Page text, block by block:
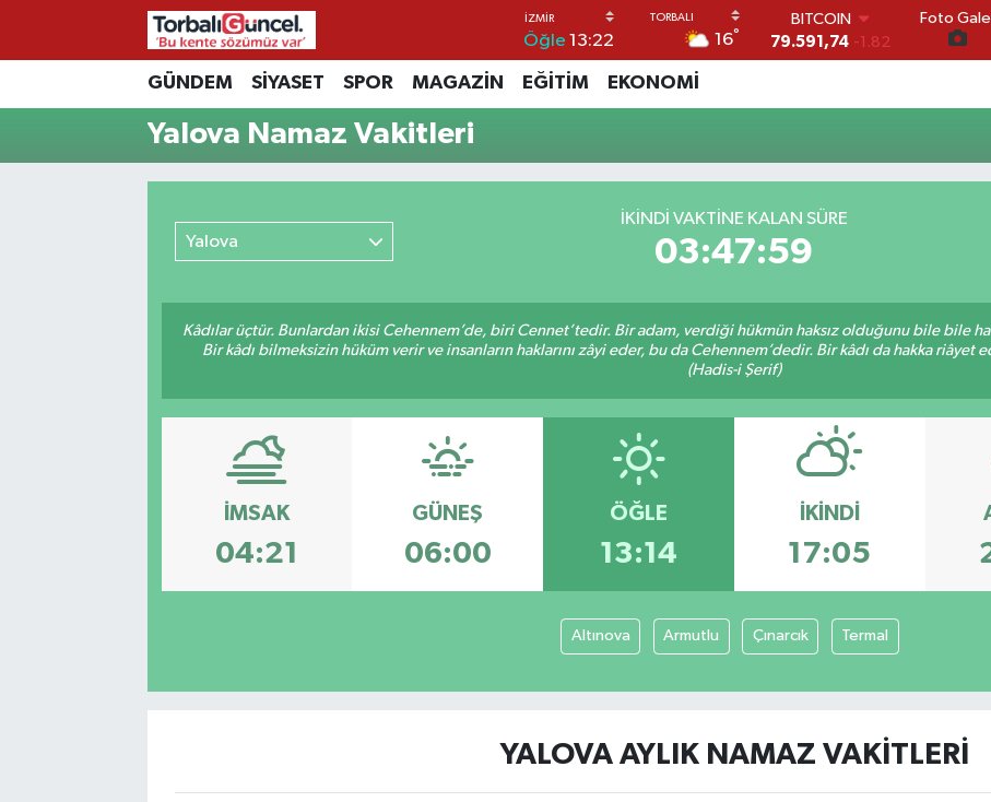
Öğle 13:22 16°
BITCOIN
79.591,74 -1.82
DOLAR
EURO
61,60380 0.18
6862,09000
BİST100
Foto
GÜNDEM SİYASET SPOR MAGAZİN EĞİTİM EKONOMİ
Yalova Namaz Vakitleri
Yalova
İKINDI VAKTİNE KALAN SÜRE
03:47:58
Kâdılar üçtür. Bunlardan ikisi Cehennem’de, biri Cennet’tedir. Bir adam, verdiği hükmün haksız olduğunu bile bile
Bir kâdı bilmeksizin hüküm verir ve insanların haklarını zâyi eder, bu da Cehennem’dedir. Bir kâdı da hakka
(Hadis-i Şerif)
İMSAK
04:21
GÜNEŞ
06:00
ÖĞLE
13:14
İKINDI
17:05
Altınova Armutlu Çınarcık Termal
YALOVA AYLIK NAMAZ VAKITLERI
İzmir Nöbetçi Eczaneler
İzmir Hava Durumu
İzmir Trafik Yoğunluk Haritası
Süper Lig Puan Durumu ve Fikstür
Son Dakika Haberleri